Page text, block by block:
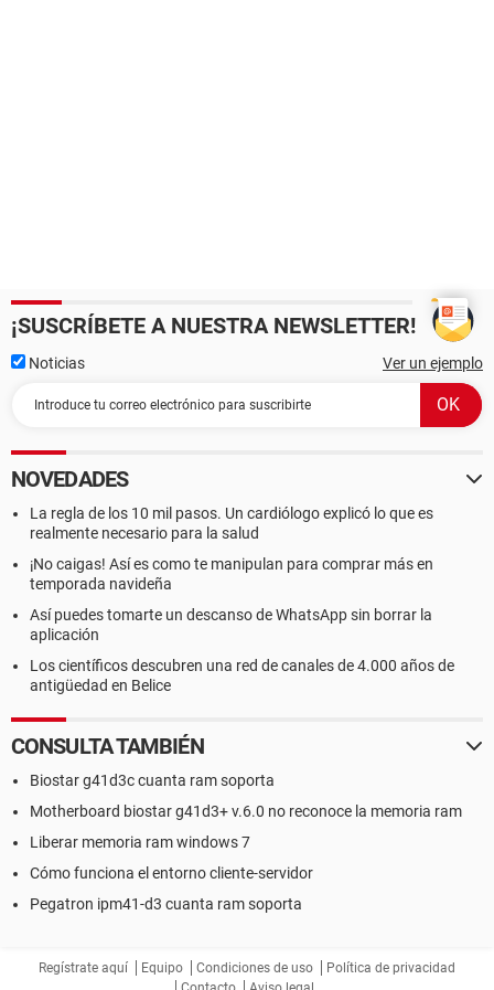
¡SUSCRÍBETE A NUESTRA NEWSLETTER!
Noticias Ver un ejemplo
NOVEDADES
La regla de los 10 mil pasos. Un cardiólogo explicó lo que es
realmente necesario para la salud
¡No caigas! Así es como te manipulan para comprar más en
temporada navideña
Así puedes tomarte un descanso de WhatsApp sin borrar la
aplicación
Los científicos descubren una red de canales de 4.000 años de
antigüedad en Belice
CONSULTA TAMBIÉN
Biostar g41d3c cuanta ram soporta
Motherboard biostar g41d3+ v.6.0 no reconoce la memoria ram
Liberar memoria ram windows 7
Cómo funciona el entorno cliente-servidor
Pegatron ipm41-d3 cuanta ram soporta
Regístrate aquí Equipo Condiciones de uso
Política de privacidad